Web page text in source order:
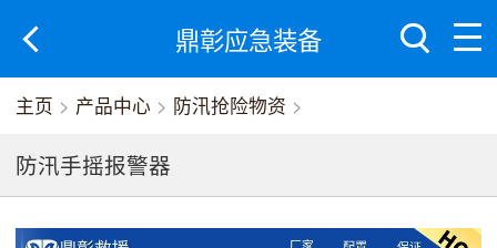
鼎彰应急装备
主页 > 产品中心 > 防汛抢险物资 >
防汛手摇报警器